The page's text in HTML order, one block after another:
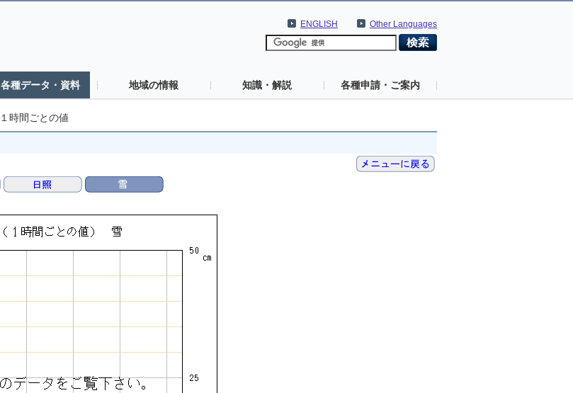
Other Languages
ENGLISH
各種データ・資料 地域の情報 知識・解説 各種申請・ご案内
１時間ごとの値